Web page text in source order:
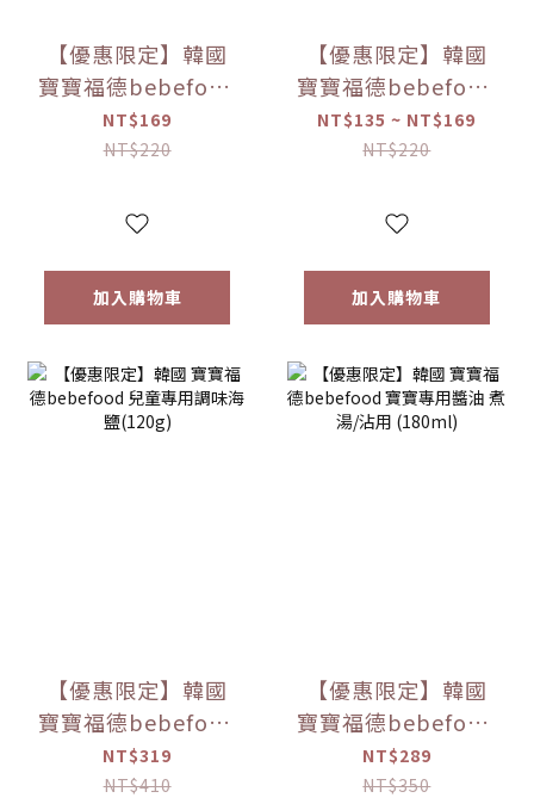
【優惠限定】韓國
寶寶福德bebefood
米餅 原味/蘋果/梨/
紅薯/南瓜 (20g)
NT$169
NT$220
加入購物車
【優惠限定】韓國
寶寶福德bebefood
糙米餅 磨牙餅乾 蔬
菜/水果 (25g) 【優
NT$135 ~ NT$169
NT$220
加入購物車
【優惠限定】韓國
寶寶福德bebefood
兒童專用調味海鹽
(120g)
NT$319
NT$410
【優惠限定】韓國
寶寶福德bebefood
寶寶專用醬油 煮湯/
沾用 (180ml)
NT$289
NT$350